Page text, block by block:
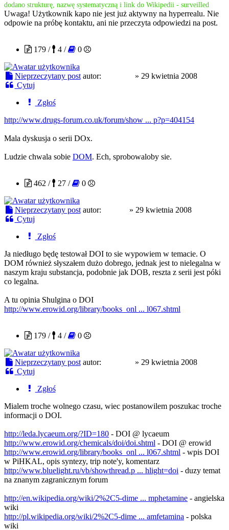
dodano strukturę, nazwę systematyczną i link do Wikipedii - surveilled
Uwaga! Użytkownik kapo nie jest już aktywny na hyperrealu. Nie
odpowie na próbę kontaktu, ani nie przeczyta odpowiedzi na post.
179 /
4 / 0
Nieprzeczytany post autor: » 29 kwietnia 2008
Cytuj
Zgłoś
http://www.drugs-forum.co.uk/forum/show ... p?p=404154
Mala dyskusja o serii DOx.
Ludzie chwala sobie DOM. Ech, sprobowaloby sie.
462 /
27 / 0
Nieprzeczytany post autor: » 29 kwietnia 2008
Cytuj
Zgłoś
Ja niedługo będę testował DOI to sie wypowiem w temacie. O
DOM również słyszałem dużo dobrego, jednak jest to nielegalna w
naszym kraju substancja, podobnie jak DOB, reszta z serii jest póki
co legalna.
A tu opinia Shulgina o DOI
http://www.erowid.org/library/books_onl ... l067.shtml
179 /
4 / 0
Nieprzeczytany post autor: » 29 kwietnia 2008
Cytuj
Zgłoś
Mialem troche wolnego czasu, wiec postanowilem poszukac troche
informacji o DOI.
http://leda.lycaeum.org/?ID=180 - DOI @ lycaeum
http://www.erowid.org/chemicals/doi/doi.shtml - DOI @ erowid
http://www.erowid.org/library/books_onl ... l067.shtml - wpis DOI
w PiHKAL, opis syntezy, trip note'y, komentarz
http://www.bluelight.ru/vb/showthread.p ... hlight=doi - duzy temat
na znanym zagranicznym forum
http://en.wikipedia.org/wiki/2%2C5-dime ... mphetamine - angielska
wiki
http://pl.wikipedia.org/wiki/2%2C5-dime ... amfetamina - polska
wiki